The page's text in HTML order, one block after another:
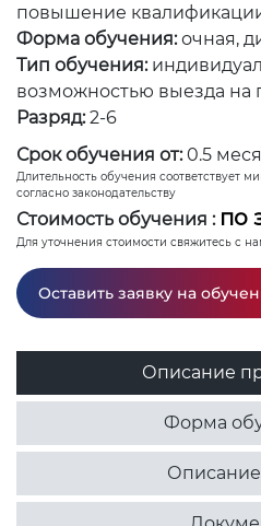
повышение
Форма обучения: очная,
Тип обучения:
возможностью выезда на
Разряд: 2-6
Срок обучения от: 0.5
Длительность обучения соответствует
согласно законодательству
Стоимость обучения : по
Для уточнения стоимости свяжитесь с
Оставить заявку на
Описание
Форма